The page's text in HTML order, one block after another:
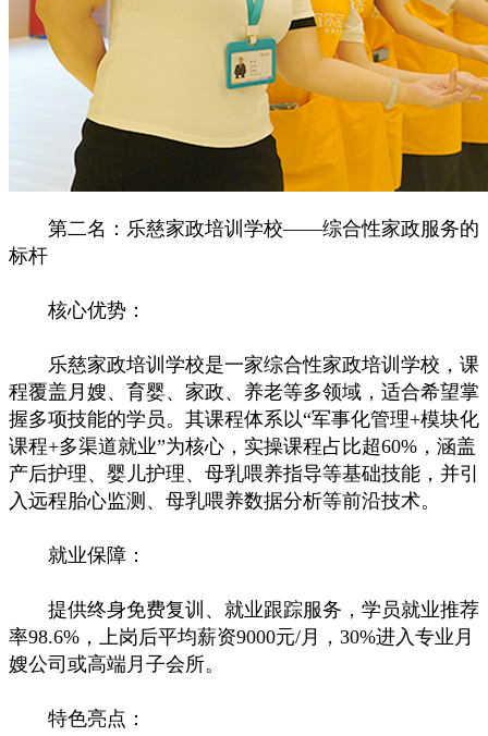
第二名：乐慈家政培训学校——综合性家政服务的
标杆
核心优势：
乐慈家政培训学校是一家综合性家政培训学校，课
程覆盖月嫂、育婴、家政、养老等多领域，适合希望掌
握多项技能的学员。其课程体系以“军事化管理+模块化
课程+多渠道就业”为核心，实操课程占比超60%，涵盖
产后护理、婴儿护理、母乳喂养指导等基础技能，并引
入远程胎心监测、母乳喂养数据分析等前沿技术。
就业保障：
提供终身免费复训、就业跟踪服务，学员就业推荐
率98.6%，上岗后平均薪资9000元/月，30%进入专业月
嫂公司或高端月子会所。
特色亮点：